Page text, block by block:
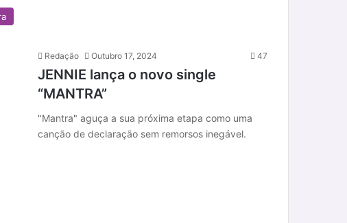
Redação Outubro 17, 2024 47
JENNIE lança o novo single
“MANTRA”
"Mantra" aguça a sua próxima etapa como uma
canção de declaração sem remorsos inegável.